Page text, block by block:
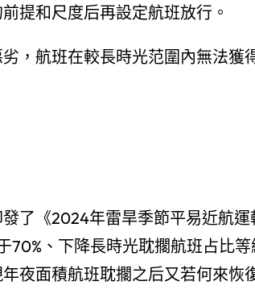
提和尺度后再設定航班放行。
，航班在較長時光范圍內無法獲
了《2024年雷旱季節平易近航
70%、下降長時光耽擱航班占比
夜面積航班耽擱之后又若何來恢